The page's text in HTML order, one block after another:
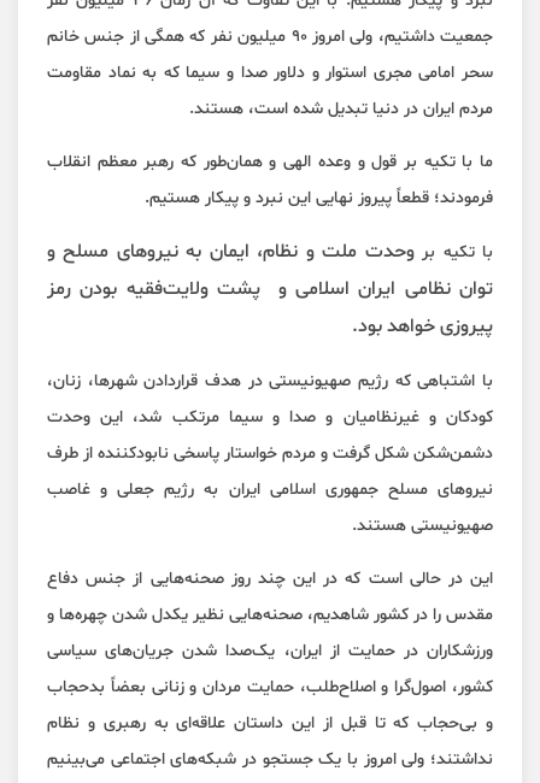
جمعیت داشتیم، ولی امروز ۹۰ میلیون نفر که همگی از جنس خانم
سحر امامی مجری استوار و دلاور صدا و سیما که به نماد مقاومت
مردم ایران در دنیا تبدیل شده است، هستند.
ما با تکیه بر قول و وعده الهی و همان‌طور که رهبر معظم انقلاب
فرمودند؛ قطعاً پیروز نهایی این نبرد و پیکار هستیم.
با تکیه بروحدت ملت و نظام، ایمان به نیروهای مسلح و
توان نظامی ایران اسلامی و پشت ولایت‌فقیه بودن رمز
پیروزی خواهد بود.
با اشتباهی که رژیم صهیونیستی در هدف قراردادن شهرها، زنان،
کودکان و غیرنظامیان و صدا و سیما مرتکب شد، این وحدت
دشمن‌شکن شکل گرفت و مردم خواستار پاسخی نابودکننده از طرف
نیروهای مسلح جمهوری اسلامی ایران به رژیم جعلی و غاصب
صهیونیستی هستند.
این در حالی است که در این چند روز صحنه‌هایی از جنس دفاع
مقدس را در کشور شاهدیم، صحنه‌هایی نظیر یکدل شدن چهره‌ها و
ورزشکاران در حمایت از ایران، یک‌صدا شدن جریان‌های سیاسی
کشور، اصول‌گرا و اصلاح‌طلب، حمایت مردان و زنانی بعضاً بدحجاب
و بی‌حجاب که تا قبل از این داستان علاقه‌ای به رهبری و نظام
نداشتند؛ ولی امروز با یک جستجو در شبکه‌های اجتماعی می‌بینیم